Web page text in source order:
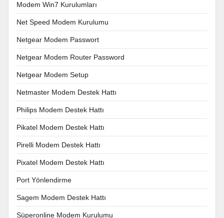
Modem Win7 Kurulumları
Net Speed Modem Kurulumu
Netgear Modem Passwort
Netgear Modem Router Password
Netgear Modem Setup
Netmaster Modem Destek Hattı
Philips Modem Destek Hattı
Pikatel Modem Destek Hattı
Pirelli Modem Destek Hattı
Pixatel Modem Destek Hattı
Port Yönlendirme
Sagem Modem Destek Hattı
Süperonline Modem Kurulumu